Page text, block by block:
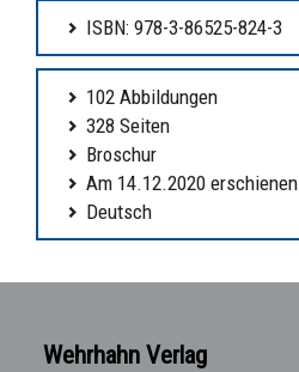
ISBN: 978-3-86525-824-3
102 Abbildungen
328 Seiten
Broschur
Am 14.12.2020 erschienen
Deutsch
Wehrhahn Verlag